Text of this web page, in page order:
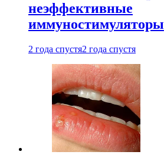
неэффективные
иммуностимуляторы
2 года спустя2 года спустя